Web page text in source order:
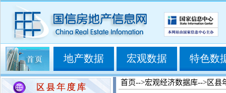
地产数据 宏观数据 特色数